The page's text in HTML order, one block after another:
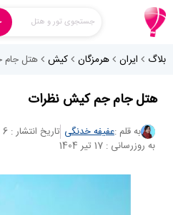
جستجوی تور و هتل
بلاگ ایران هرمزگان کیش هتل
هتل جام جم کیش نظرات
به قلم :عفیفه خدنگی تاریخ انتشار : 6 اردیبهشت 1404
به روزرسانی : 17 تیر 1404